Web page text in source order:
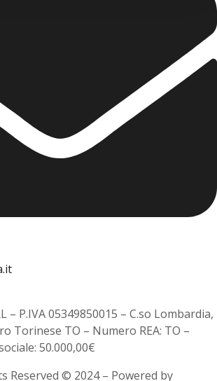
– P.IVA 05349850015 – C.so Lombardia,
Torinese TO – Numero REA: TO –
50.000,00€
Reserved © 2024 – Powered by